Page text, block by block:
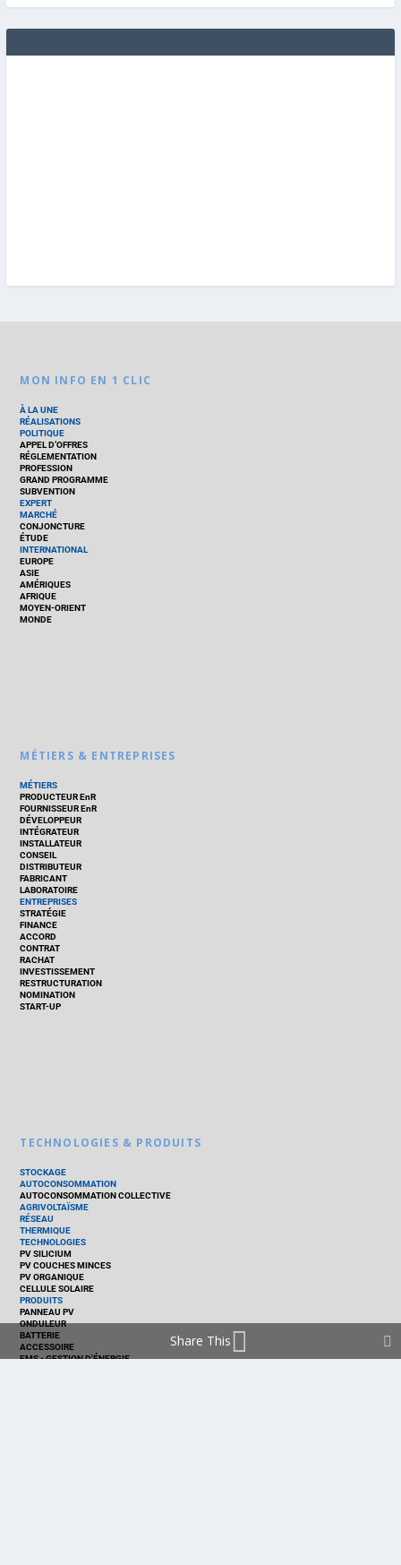
MON INFO EN 1 CLIC
À LA UNE
RÉALISATIONS
POLITIQUE
APPEL D’OFFRES
RÉGLEMENTATION
PROFESSION
GRAND PROGRAMME
SUBVENTION
EXPERT
MARCHÉ
CONJONCTURE
ÉTUDE
INTERNATIONAL
EUROPE
ASIE
AMÉRIQUES
AFRIQUE
MOYEN-ORIENT
MONDE
MÉTIERS & ENTREPRISES
MÉTIERS
PRODUCTEUR EnR
FOURNISSEUR EnR
DÉVELOPPEUR
INTÉGRATEUR
INSTALLATEUR
CONSEIL
DISTRIBUTEUR
FABRICANT
LABORATOIRE
ENTREPRISES
STRATÉGIE
FINANCE
ACCORD
CONTRAT
RACHAT
INVESTISSEMENT
RESTRUCTURATION
NOMINATION
START-UP
TECHNOLOGIES & PRODUITS
STOCKAGE
AUTOCONSOMMATION
AUTOCONSOMMATION COLLECTIVE
AGRIVOLTAÏSME
RÉSEAU
THERMIQUE
TECHNOLOGIES
PV SILICIUM
PV COUCHES MINCES
PV ORGANIQUE
CELLULE SOLAIRE
PRODUITS
PANNEAU PV
ONDULEUR
BATTERIE
ACCESSOIRE
EMS - GESTION D'ÉNERGIE
Share This